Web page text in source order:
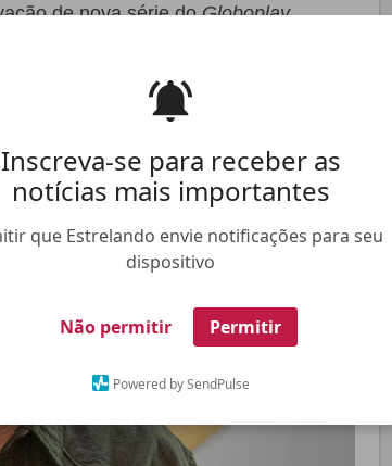
Inscreva-se para receber as
notícias mais importantes
que Estrelando envie notificações para seu
dispositivo
Não permitir Permitir
Powered by SendPulse
de nova série doGloboplay
ANUNCIE NO ESTRELANDO